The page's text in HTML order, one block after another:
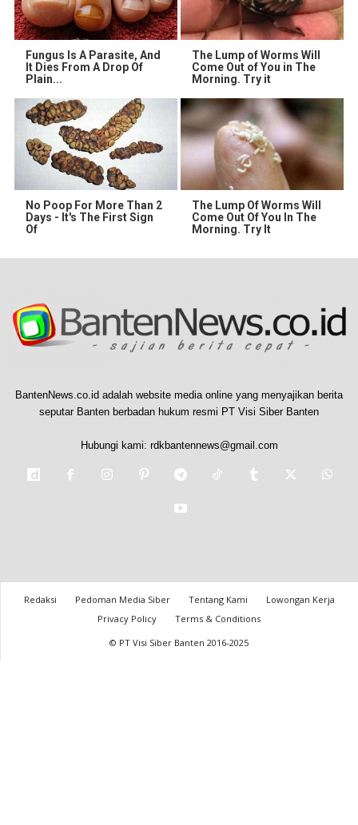
Fungus Is A Parasite, And
It Dies From A Drop Of
Plain...
The Lump of Worms Will
Come Out of You in The
Morning. Try it
No Poop For More Than 2
Days - It's The First Sign
Of
The Lump Of Worms Will
Come Out Of You In The
Morning. Try It
BantenNews.co.id adalah website media online yang menyajikan berita
seputar Banten berbadan hukum resmi PT Visi Siber Banten
Hubungi kami: rdkbantennews@gmail.com
Redaksi Pedoman Media Siber Tentang Kami
Lowongan Kerja
Privacy Policy
Terms & Conditions
© PT Visi Siber Banten 2016-2025